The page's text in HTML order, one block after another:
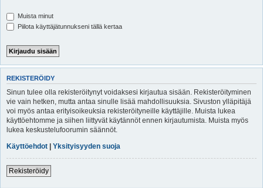
Muista minut
Piilota käyttäjätunnukseni tällä kertaa
REKISTERÖIDY
Sinun tulee olla rekisteröitynyt voidaksesi kirjautua sisään. Rekisteröityminen
vie vain hetken, mutta antaa sinulle lisää mahdollisuuksia. Sivuston ylläpitäjä
voi myös antaa erityisoikeuksia rekisteröityneille käyttäjille. Muista lukea
käyttöehtomme ja siihen liittyvät käytännöt ennen kirjautumista. Muista myös
lukea keskustelufoorumin säännöt.
Käyttöehdot | Yksityisyyden suoja
Rekisteröidy